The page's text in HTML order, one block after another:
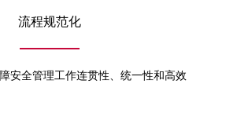
流程规范化
安全管理工作连贯性、统一性和高效